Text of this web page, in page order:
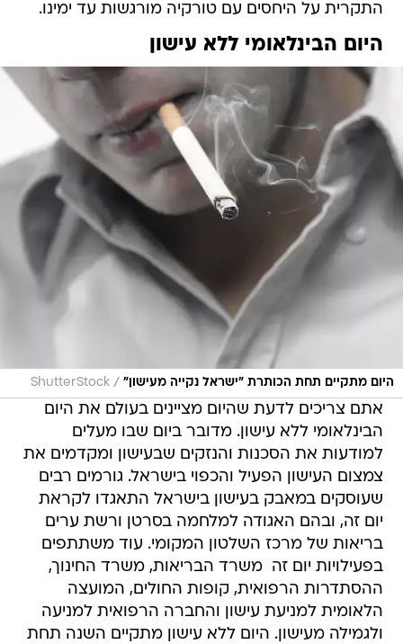
התקרית על היחסים עם טורקיה מורגשות עד ימינו.
היום הבינלאומי ללא עישון
היום מתקיים תחת הכותרת "ישראל נקייה מעישון" /
ShutterStock
אתם צריכים לדעת שהיום מציינים בעולם את היום
הבינלאומי ללא עישון. מדובר ביום שבו מעלים
למודעות את הסכנות והנזקים שבעישון ומקדמים את
צמצום העישון הפעיל והכפוי בישראל. גורמים רבים
שעוסקים במאבק בעישון בישראל התאגדו לקראת
יום זה, ובהם האגודה למלחמה בסרטן ורשת ערים
בריאות של מרכז השלטון המקומי. עוד משתתפים
בפעילויות יום זה  משרד הבריאות, משרד החינוך,
ההסתדרות הרפואית, קופות החולים, המועצה
הלאומית למניעת עישון והחברה הרפואית למניעה
ולגמילה מעישון. היום ללא עישון מתקיים השנה תחת